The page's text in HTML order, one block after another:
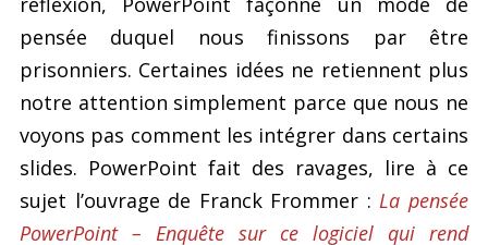
pensée duquel nous finissons par être
prisonniers. Certaines idées ne retiennent plus
notre attention simplement parce que nous ne
voyons pas comment les intégrer dans certains
slides. PowerPoint fait des ravages, lire à ce
sujet l’ouvrage de Franck Frommer : La pensée
PowerPoint – Enquête sur ce logiciel qui rend